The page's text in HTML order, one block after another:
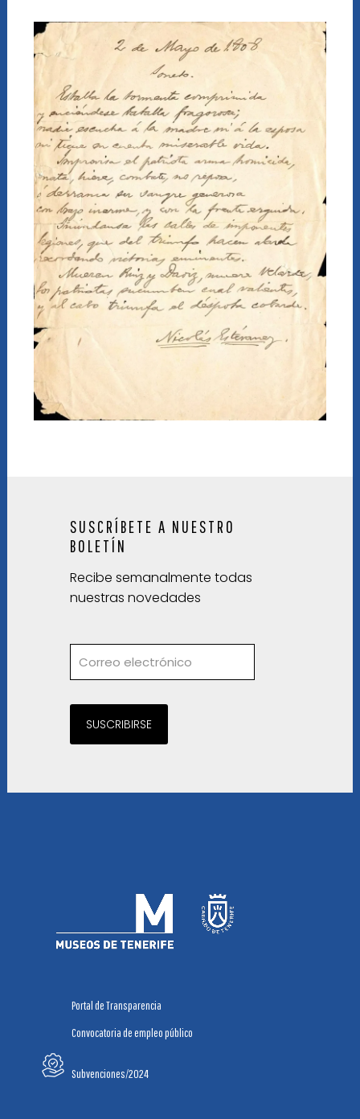
SUSCRÍBETE A NUESTRO
BOLETÍN
Recibe semanalmente todas
nuestras novedades
SUSCRIBIRSE
Portal de Transparencia
Convocatoria de empleo público
Subvenciones/2024